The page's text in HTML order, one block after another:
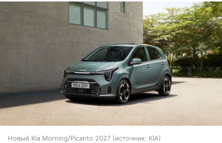
Новый Kia Morning/Picanto 2027 источник: KIA